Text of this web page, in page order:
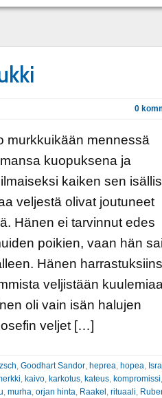
0
murkkuikään mennessä
kuopuksena ja
kaiken sen
veljestä olivat joutuneet
Hänen ei tarvinnut edes
poikien, vaan hän sai
Hänen
veljistään
oli vain isän halujen
veljet […]
, Goodhart Sandor, heprea, hopea,
, kaivo, karkotus, kateus, kompromissi,
, murha, orjan hinta, Raakel , rituaali,